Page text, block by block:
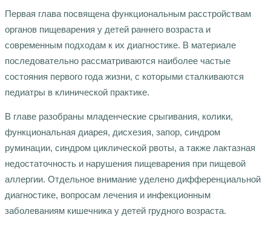
Первая глава посвящена функциональным расстройствам
органов пищеварения у детей раннего возраста и
современным подходам к их диагностике. В материале
последовательно рассматриваются наиболее частые
состояния первого года жизни, с которыми сталкиваются
педиатры в клинической практике.
В главе разобраны младенческие срыгивания, колики,
функциональная диарея, дисхезия, запор, синдром
руминации, синдром циклической рвоты, а также лактазная
недостаточность и нарушения пищеварения при пищевой
аллергии. Отдельное внимание уделено дифференциальной
диагностике, вопросам лечения и инфекционным
заболеваниям кишечника у детей грудного возраста.